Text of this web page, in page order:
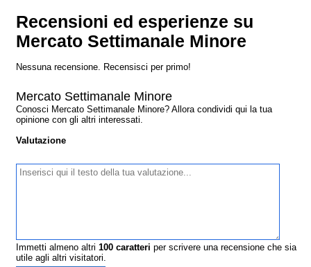
Recensioni ed esperienze su
Mercato Settimanale Minore
Nessuna recensione. Recensisci per primo!
Mercato Settimanale Minore
Conosci Mercato Settimanale Minore? Allora condividi qui la tua
opinione con gli altri interessati.
Valutazione
Immetti almeno altri100 caratteri per scrivere una recensione che sia
utile agli altri visitatori.